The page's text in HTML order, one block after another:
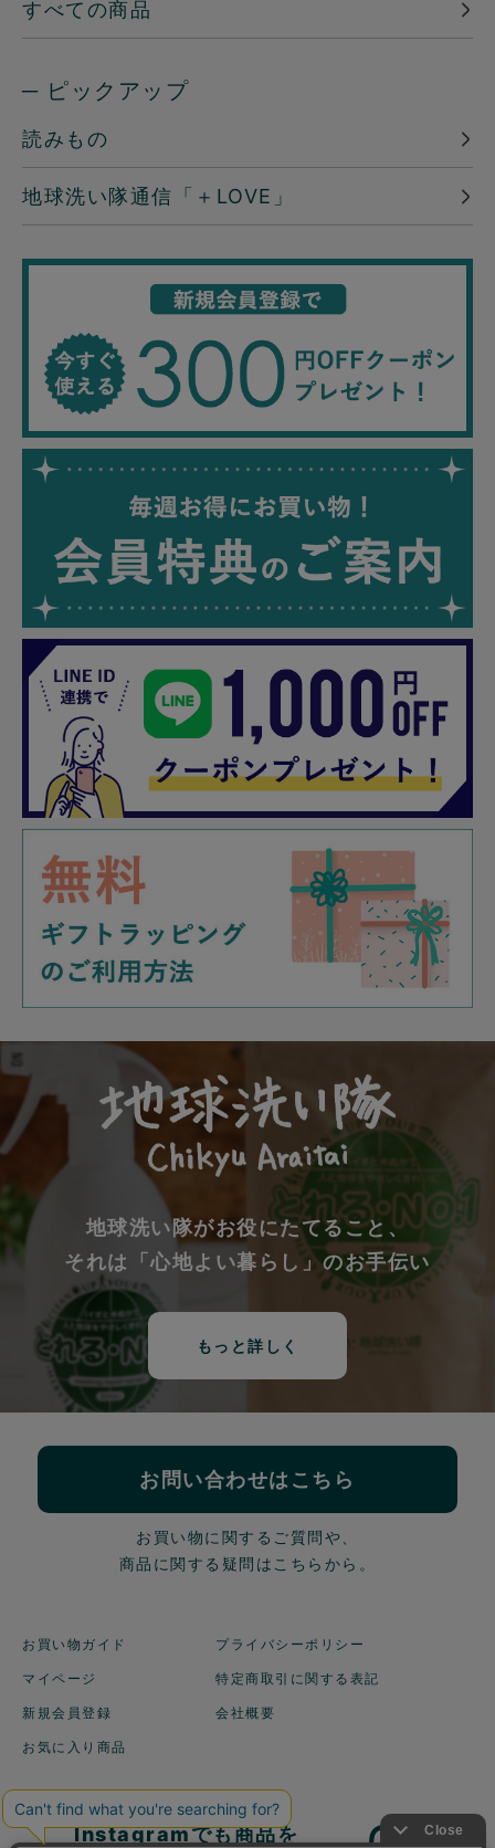
すべての商品
─ ピックアップ
読みもの
地球洗い隊通信「＋LOVE」
地球洗い隊がお役にたてること、
それは「心地よい暮らし」のお手伝い
もっと詳しく
お問い合わせはこちら
お買い物に関するご質問や、
商品に関する疑問はこちらから。
お買い物ガイド
マイページ
新規会員登録
お気に入り商品
プライバシーポリシー
特定商取引に関する表記
会社概要
Instagramでも商品を